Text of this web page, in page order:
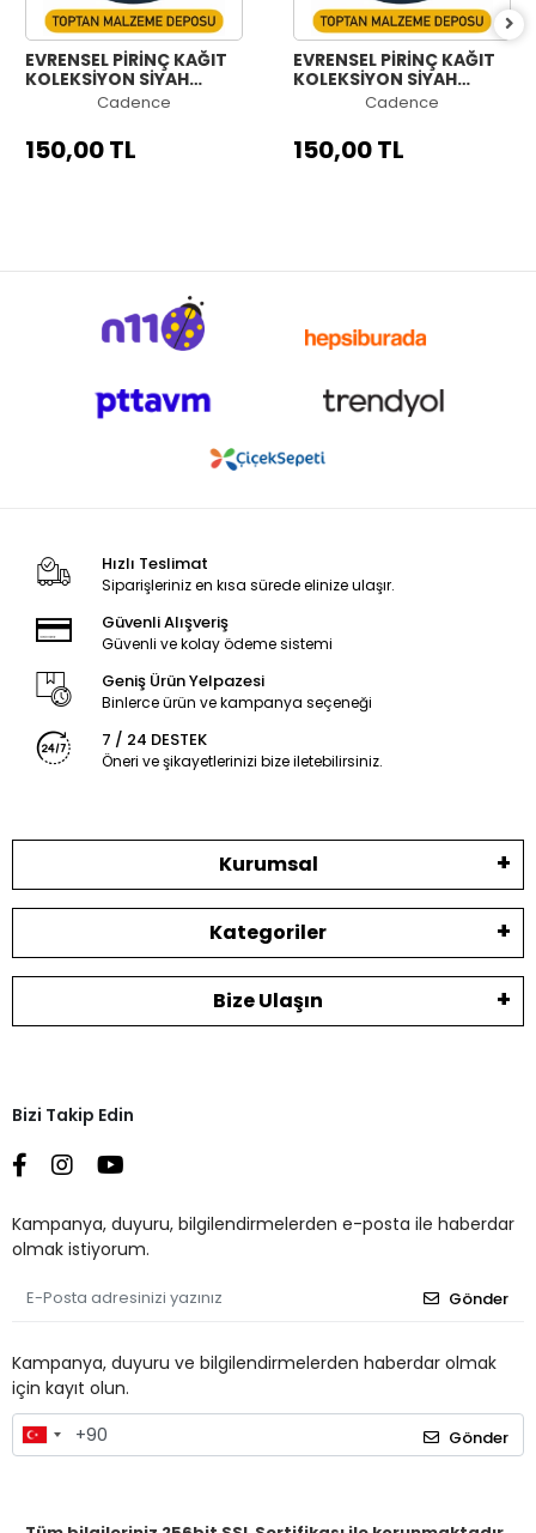
EVRENSEL PİRİNÇ KAĞIT
KOLEKSİYON SİYAH
ZEMİN UC-168 60X60
Cadence
150,00 TL
EVRENSEL PİRİNÇ KAĞIT
KOLEKSİYON SİYAH
ZEMİN UC-157 60X60
Cadence
150,00 TL
Hızlı Teslimat
Siparişleriniz en kısa sürede elinize ulaşır.
Güvenli Alışveriş
Güvenli ve kolay ödeme sistemi
Geniş Ürün Yelpazesi
Binlerce ürün ve kampanya seçeneği
7 / 24 DESTEK
Öneri ve şikayetlerinizi bize iletebilirsiniz.
Kurumsal
Kategoriler
Bize Ulaşın
Bizi Takip Edin
Kampanya, duyuru, bilgilendirmelerden e-posta ile haberdar
olmak istiyorum.
Gönder
Kampanya, duyuru ve bilgilendirmelerden haberdar olmak
için kayıt olun.
Gönder